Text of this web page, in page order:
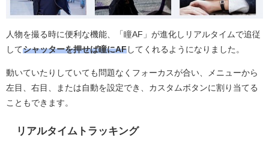
人物を撮る時に便利な機能、「瞳AF」が進化しリアルタイムで追従
してシャッターを押せば瞳にAF してくれるようになりました。
動いていたりしていても問題なくフォーカスが合い、
メニューから
左目、右目、または自動を設定でき、カスタムボタンに割り当てる
こともできます。
リアルタイムトラッキング